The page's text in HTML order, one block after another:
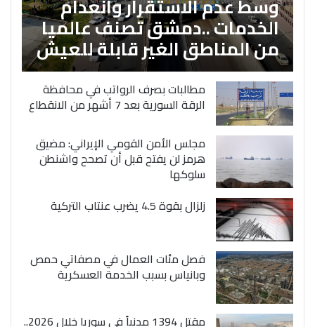
الخدمات ..دمشق تصنف عالميا
من المناطق الغير قابلة للعيش
مطالبات بصرف الرواتب في محافظة
الرقة السورية بعد 7 أشهر من الانقطاع
مجلس الأمن القومي الإيراني: مضيق
هرمز لن يفتح قبل أن تصحح واشنطن
سلوكها
زلزال بقوة 4.5 يضرب عنتاب التركية
فصل مئات العمال في مصفاتي حمص
وبانياس بسبب الخدمة العسكرية
مقتل 1394 مدنياً في سوريا خلال 2026..